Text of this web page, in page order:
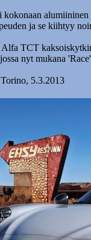
kokonaan
ja se kiihtyy
Alfa TCT
nyt mukana
5.3.2013